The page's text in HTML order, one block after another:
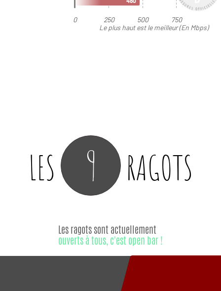
LES 9 RAGOTS
Les ragots sont actuellement
ouverts à tous, c'est open bar !